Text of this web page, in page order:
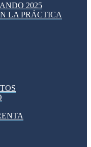
2025
LA PRÁCTICA